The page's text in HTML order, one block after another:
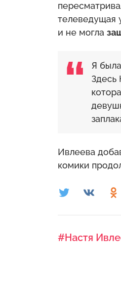
телеведущая
и не могла
Я
Здесь
Ивлеева
комики
#Настя